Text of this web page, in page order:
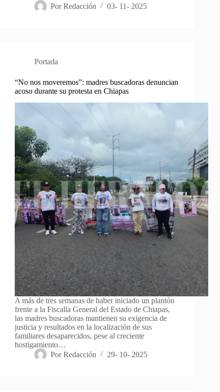
Por Redacción 03- 11- 2025
Portada
“No nos moveremos”: madres buscadoras denuncian
acoso durante su protesta en Chiapas
A más de tres semanas de haber iniciado un plantón
frente a la Fiscalía General del Estado de Chiapas,
las madres buscadoras mantienen su exigencia de
justicia y resultados en la localización de sus
familiares desaparecidos, pese al creciente
hostigamiento…
Por Redacción 29- 10- 2025